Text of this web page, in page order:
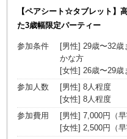
【ペアシート☆タブレット】
た3歳幅限定パーティー
参加条件
[男性] 29歳〜32
かな方
[女性] 26歳〜29歳
参加人数
[男性] 8人程度
[女性] 8人程度
参加費用
[男性] 7,000円（早
[女性] 2,500円（早